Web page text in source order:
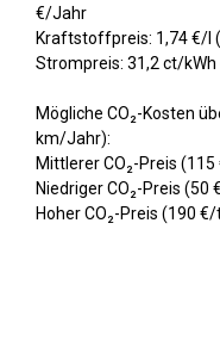
€/Jahr
Kraftstoffpreis: 1,74 €/l
Strompreis: 31,2 ct/
Mögliche CO₂-Kosten
km/Jahr):
Mittlerer CO₂-Preis
Niedriger CO₂-Preis (50
Hoher CO₂-Preis (190